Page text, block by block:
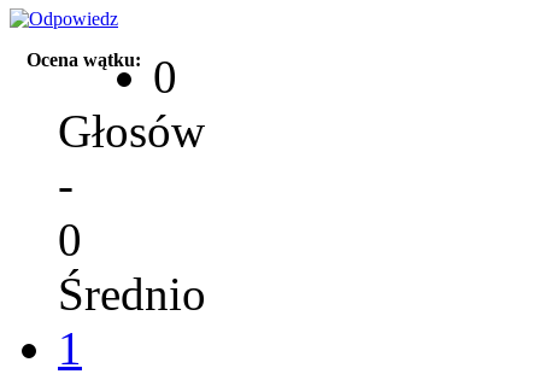
Ocena wątku:
0
Głosów
-
0
Średnio
1